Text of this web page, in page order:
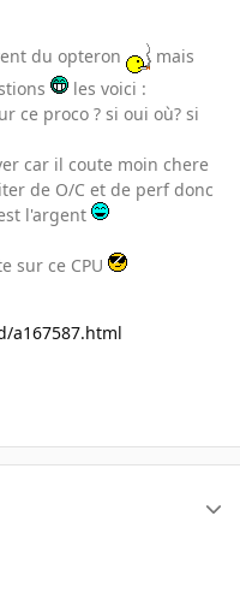
du opteron
mais
les voici :
ce proco ? si oui où? si
car il coute moin chere
de O/C et de perf donc
l'argent
sur ce CPU
a167587.html